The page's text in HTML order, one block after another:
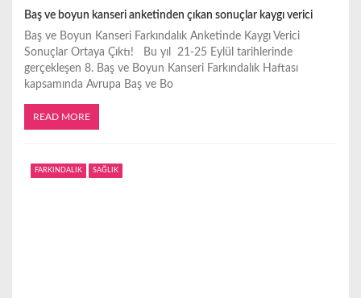
Baş ve boyun kanseri anketinden çıkan sonuçlar kaygı verici
Baş ve Boyun Kanseri Farkındalık Anketinde Kaygı Verici
Sonuçlar Ortaya Çıktı! Bu yıl 21-25 Eylül tarihlerinde
gerçekleşen 8. Baş ve Boyun Kanseri Farkındalık Haftası
kapsamında Avrupa Baş ve Bo
READ MORE
FARKINDALIK SAĞLIK